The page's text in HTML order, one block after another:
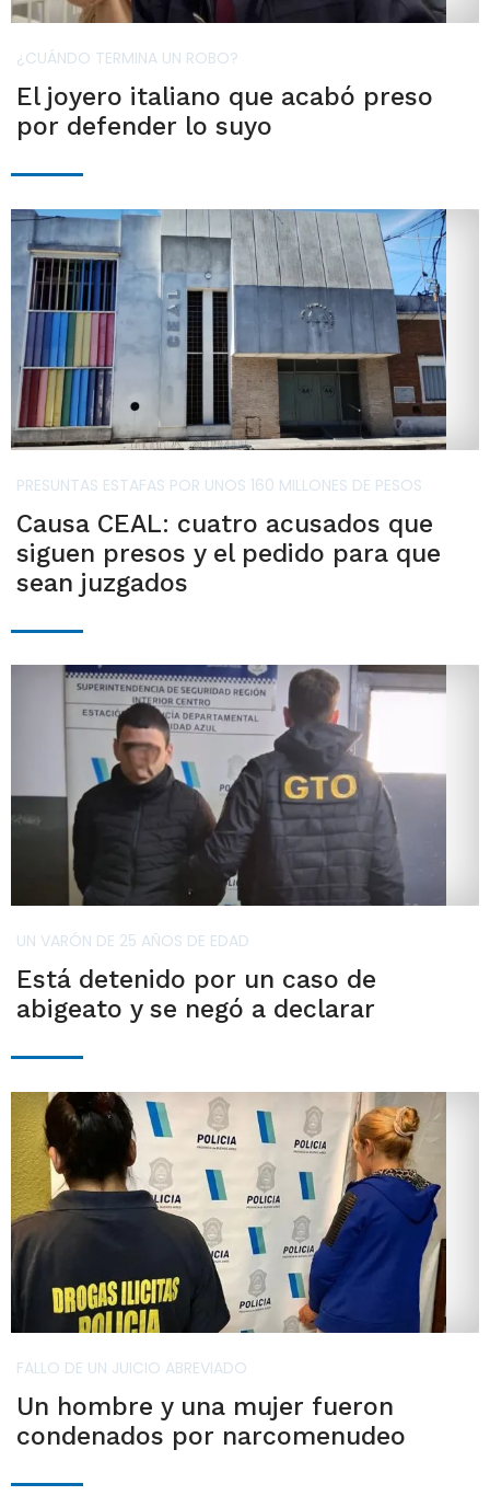
¿CUÁNDO TERMINA UN ROBO?
El joyero italiano que acabó preso
por defender lo suyo
PRESUNTAS ESTAFAS POR UNOS 160 MILLONES DE PESOS
Causa CEAL: cuatro acusados que
siguen presos y el pedido para que
sean juzgados
UN VARÓN DE 25 AÑOS DE EDAD
Está detenido por un caso de
abigeato y se negó a declarar
FALLO DE UN JUICIO ABREVIADO
Un hombre y una mujer fueron
condenados por narcomenudeo